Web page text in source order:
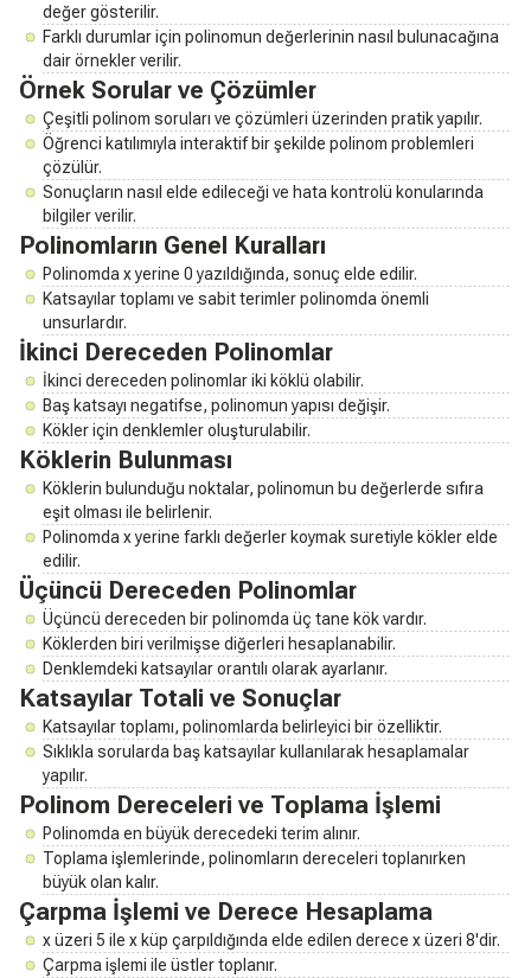
değer gösterilir.
Farklı durumlar için polinomun değerlerinin nasıl bulunacağına
dair örnekler verilir.
Örnek Sorular ve Çözümler
Çeşitli polinom soruları ve çözümleri üzerinden pratik yapılır.
Öğrenci katılımıyla interaktif bir şekilde polinom problemleri
çözülür.
Sonuçların nasıl elde edileceği ve hata kontrolü konularında
bilgiler verilir.
Polinomların Genel Kuralları
Polinomda x yerine 0 yazıldığında, sonuç elde edilir.
Katsayılar toplamı ve sabit terimler polinomda önemli
unsurlardır.
İkinci Dereceden Polinomlar
İkinci dereceden polinomlar iki köklü olabilir.
Baş katsayı negatifse, polinomun yapısı değişir.
Kökler için denklemler oluşturulabilir.
Köklerin Bulunması
Köklerin bulunduğu noktalar, polinomun bu değerlerde sıfıra
eşit olması ile belirlenir.
Polinomda x yerine farklı değerler koymak suretiyle kökler elde
edilir.
Üçüncü Dereceden Polinomlar
Üçüncü dereceden bir polinomda üç tane kök vardır.
Köklerden biri verilmişse diğerleri hesaplanabilir.
Denklemdeki katsayılar orantılı olarak ayarlanır.
Katsayılar Totali ve Sonuçlar
Katsayılar toplamı, polinomlarda belirleyici bir özelliktir.
Sıklıkla sorularda baş katsayılar kullanılarak hesaplamalar
yapılır.
Polinom Dereceleri ve Toplama İşlemi
Polinomda en büyük derecedeki terim alınır.
Toplama işlemlerinde, polinomların dereceleri toplanırken
büyük olan kalır.
Çarpma İşlemi ve Derece Hesaplama
x üzeri 5 ile x küp çarpıldığında elde edilen derece x üzeri 8'dir.
Çarpma işlemi ile üstler toplanır.